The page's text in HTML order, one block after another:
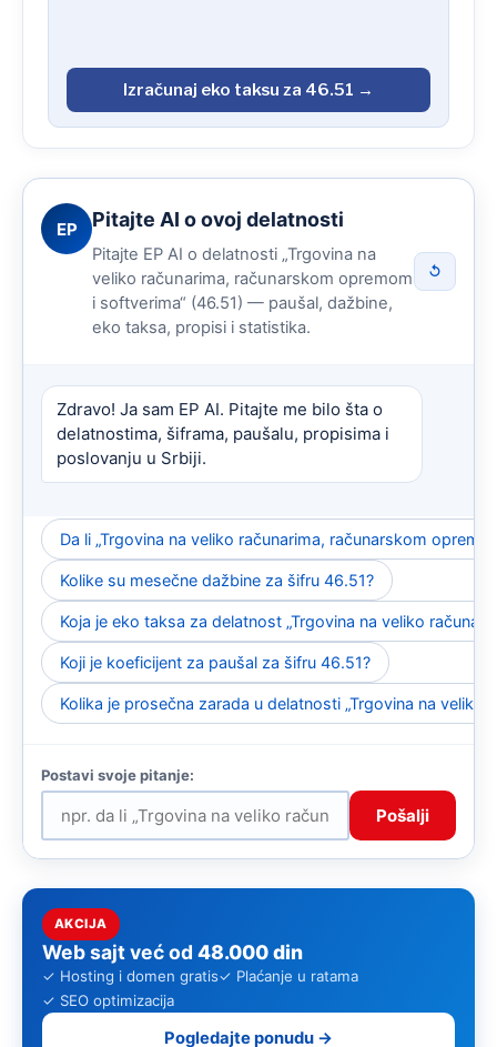
Izračunaj eko taksu za 46.51 →
EP Pitajte AI o ovoj delatnosti
Pitajte EP AI o delatnosti „Trgovina na
veliko računarima, računarskom opremom
i softverima“ (46.51) — paušal, dažbine,
eko taksa, propisi i statistika.
↺
Zdravo! Ja sam EP AI. Pitajte me bilo šta o
delatnostima, šiframa, paušalu, propisima i
poslovanju u Srbiji.
Da li „Trgovina na veliko računarima, računarskom
Kolike su mesečne dažbine za šifru 46.51?
Koja je eko taksa za delatnost „Trgovina na veliko
Koji je koeficijent za paušal za šifru 46.51?
Kolika je prosečna zarada u delatnosti „Trgovina na
Pošalji
AKCIJA
Web sajt već od 48.000 din
✓ Hosting i domen gratis✓ Plaćanje u ratama
✓ SEO optimizacija
Pogledajte ponudu →